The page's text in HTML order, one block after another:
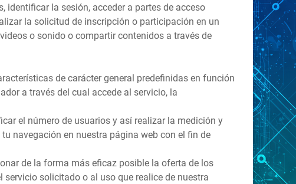
la sesión, acceder a partes de acceso
la solicitud de inscripción o participación en un
o sonido o compartir contenidos a través de
de carácter general predefinidas en función
a través del cual accede al servicio, la
el número de usuarios y así realizar la medición y
navegación en nuestra página web con el fin de
de la forma más eficaz posible la oferta de los
solicitado o al uso que realice de nuestra